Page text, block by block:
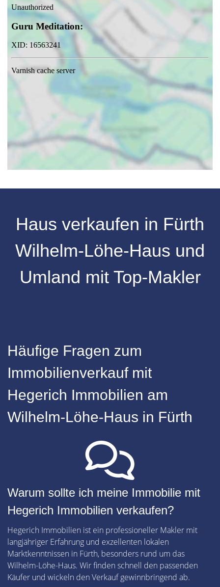
Haus verkaufen in Fürth
Wilhelm-Löhe-Haus und
Umland mit Top-Makler
Häufige Fragen zum
Immobilienverkauf mit
Hegerich Immobilien am
Wilhelm-Löhe-Haus in Fürth
Warum sollte ich meine Immobilie mit
Hegerich Immobilien verkaufen?
Hegerich Immobilien ist ein professioneller Makler mit
langjähriger Erfahrung und exzellenten lokalen
Marktkenntnissen in Fürth, besonders rund um das
Wilhelm-Löhe-Haus. Wir finden schnell den passenden
Käufer und wickeln den Verkauf gewinnbringend ab.